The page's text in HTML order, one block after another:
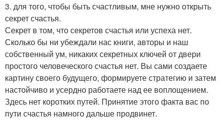
3. для того, чтобы быть счастливым, мне нужно открыть
секрет счастья.
Секрет в том, что секретов счастья или успеха нет.
Сколько бы ни убеждали нас книги, авторы и наш
собственный ум, никаких секретных ключей от двери
простого человеческого счастья нет. Вы сами создаете
картину своего будущего, формируете стратегию и затем
настойчиво и усердно работаете над ее воплощением.
Здесь нет коротких путей. Принятие этого факта вас по
пути счастья намного дальше продвинет.